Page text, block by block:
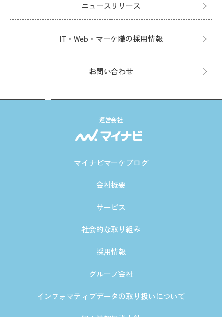
ニュースリリース
IT・Web・マーケ職の採用情報
お問い合わせ
運営会社
マイナビマーケブログ
会社概要
サービス
社会的な取り組み
採用情報
グループ会社
インフォマティブデータの取り扱いについて